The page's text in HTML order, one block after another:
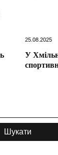
25.08.2025
У